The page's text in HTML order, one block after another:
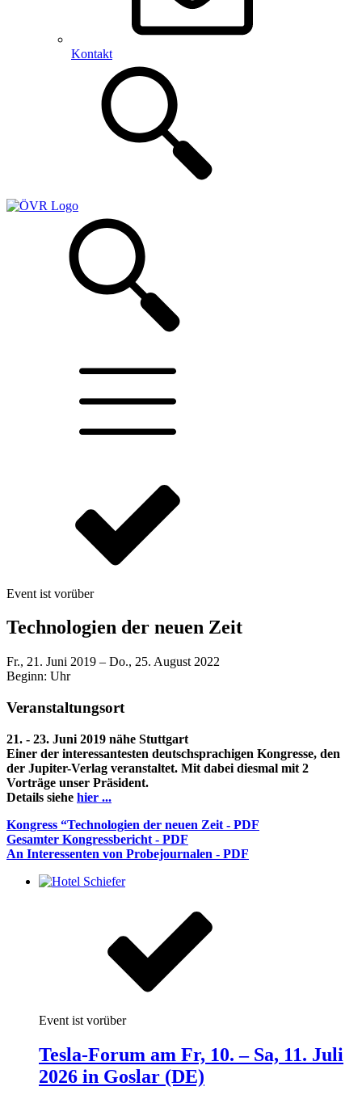
Kontakt
Event ist vorüber
Technologien der neuen Zeit
Fr., 21. Juni 2019 – Do., 25. August 2022
Beginn: Uhr
Veranstaltungsort
21. - 23. Juni 2019 nähe Stuttgart
Einer der interessantesten deutschsprachigen Kongresse, den
der Jupiter-Verlag veranstaltet. Mit dabei diesmal mit 2
Vorträge unser Präsident.
Details siehe hier ...
Kongress “Technologien der neuen Zeit - PDF
Gesamter Kongressbericht - PDF
An Interessenten von Probejournalen - PDF
Event ist vorüber
Tesla-Forum am Fr, 10. – Sa, 11. Juli
2026 in Goslar (DE)